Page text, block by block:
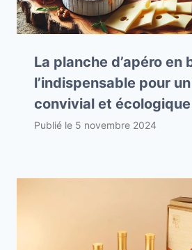
La planche d’apéro en
l’indispensable pour
convivial et écologique
Publié le 5 novembre 2024